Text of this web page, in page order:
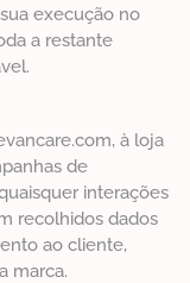
execução no
a restante
à loja
de
interações
recolhidos dados
ao cliente,
marca.